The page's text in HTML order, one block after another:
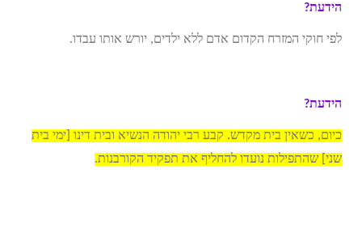
הידעת?
לפי חוקי המזרח הקדום אדם ללא ילדים, יורש אותו עבדו.
הידעת?
כיום, כשאין בית מקדש. קבע רבי יהודה הנשיא ובית דינו [ימי בית
שני] שהתפילות נועדו להחליף את תפקיד הקורבנות.